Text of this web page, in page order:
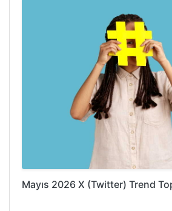
Mayıs 2026 X (Twitter) Trend